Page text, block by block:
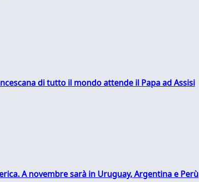
di tutto il mondo attende il Papa ad Assisi
A novembre sarà in Uruguay, Argentina e Perù